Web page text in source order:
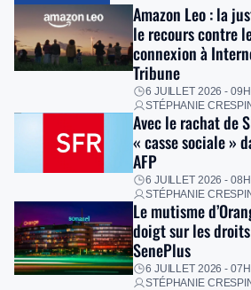
Amazon Leo : la
le recours contre
connexion à
Tribune
6 JUILLET 2026 -
STÉPHANIE
Avec le rachat de
« casse sociale »
AFP
6 JUILLET 2026 -
STÉPHANIE
Le mutisme
doigt sur les
SenePlus
6 JUILLET 2026 -
STÉPHANIE